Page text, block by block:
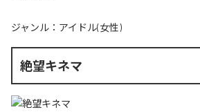
ジャンル： アイドル(女性)
絶望キネマ